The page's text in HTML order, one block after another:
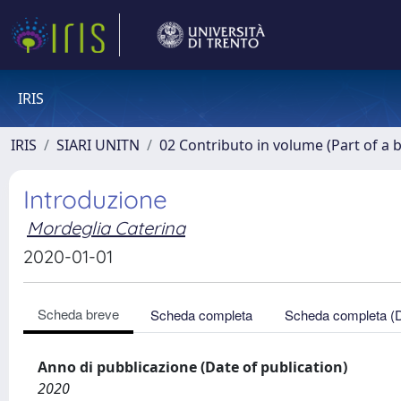
IRIS
IRIS SIARI UNITN 02 Contributo in volume (Part of a
Introduzione
Mordeglia Caterina
2020-01-01
Scheda breve Scheda completa Scheda completa
Anno di pubblicazione (Date of publication)
2020